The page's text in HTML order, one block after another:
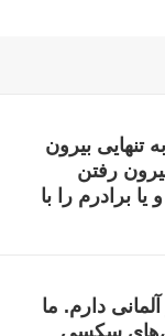
که به تنهایی بیرون
رفتن
برادرم را با
دارم. ما
سکسی